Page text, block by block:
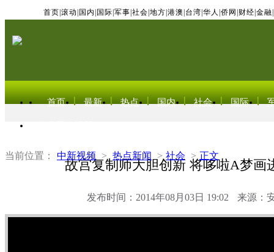
首页 滚动 国内 国际 军事 社会 地方 港澳 台湾 华人 侨网 财经 金融
首页 最新 热点 国内 社会 国际
当前位置： 中新视频 > 热点新闻 > 社会 > 正文
故宫复制师大胆创新 将哆啦A梦画
发布时间：2014年08月03日 19:02 来源：